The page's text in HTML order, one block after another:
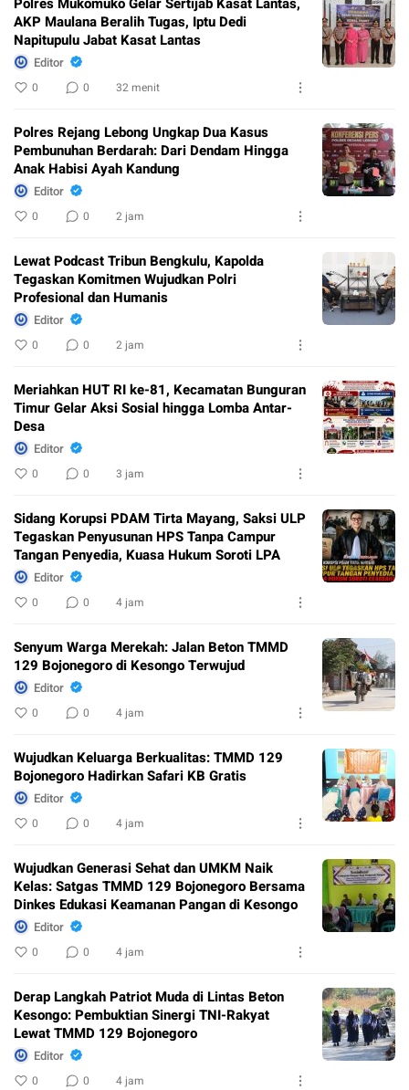
AKP Maulana Beralih Tugas, Iptu Dedi
Napitupulu Jabat Kasat Lantas
Editor
0 0 32 menit
Polres Rejang Lebong Ungkap Dua Kasus
Pembunuhan Berdarah: Dari Dendam Hingga
Anak Habisi Ayah Kandung
Editor
0 0 2 jam
Lewat Podcast Tribun Bengkulu, Kapolda
Tegaskan Komitmen Wujudkan Polri
Profesional dan Humanis
Editor
0 0 2 jam
Meriahkan HUT RI ke-81, Kecamatan Bunguran
Timur Gelar Aksi Sosial hingga Lomba Antar-
Desa
Editor
0 0 3 jam
Sidang Korupsi PDAM Tirta Mayang, Saksi ULP
Tegaskan Penyusunan HPS Tanpa Campur
Tangan Penyedia, Kuasa Hukum Soroti LPA
Editor
0 0 4 jam
Senyum Warga Merekah: Jalan Beton TMMD
129 Bojonegoro di Kesongo Terwujud
Editor
0 0 4 jam
Wujudkan Keluarga Berkualitas: TMMD 129
Bojonegoro Hadirkan Safari KB Gratis
Editor
0 0 4 jam
Wujudkan Generasi Sehat dan UMKM Naik
Kelas: Satgas TMMD 129 Bojonegoro Bersama
Dinkes Edukasi Keamanan Pangan di Kesongo
Editor
0 0 4 jam
Derap Langkah Patriot Muda di Lintas Beton
Kesongo: Pembuktian Sinergi TNI-Rakyat
Lewat TMMD 129 Bojonegoro
Editor
0 0 4 jam